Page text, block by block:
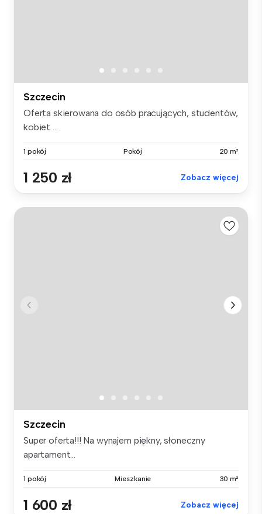
Szczecin
Oferta skierowana do osób pracujących, studentów,
kobiet ...
1 pokój Pokój 20 m²
1 250 zł Zobacz więcej
Szczecin
Super oferta!!! Na wynajem piękny, słoneczny
apartament...
1 pokój Mieszkanie 30 m²
1 600 zł Zobacz więcej